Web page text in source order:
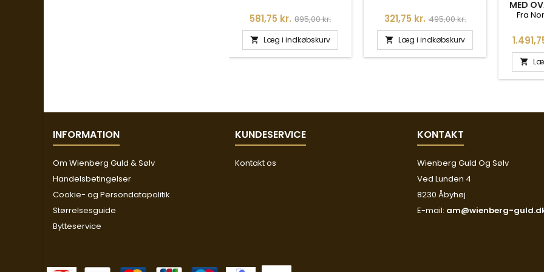
Pris
581,75 kr. Normalpris
895,00 kr.
 Læg i indkøbskurv
Pris
321,75 kr. Normalpris
495,00 kr.
 Læg i indkøbskurv
MED
Fra
Pris

INFORMATION
Om Wienberg Guld & Sølv
Handelsbetingelser
Cookie- og Persondatapolitik
Størrelsesguide
Bytteservice
KUNDESERVICE
Kontakt os
KONTAKT
Wienberg Guld Og Sølv
Ved Lunden 4
8230 Åbyhøj
E-mail: am@wienberg-